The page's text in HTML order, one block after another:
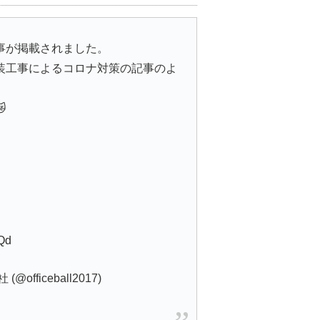
掲載されました。
事によるコロナ対策の記事のよ
(@officeball2017)